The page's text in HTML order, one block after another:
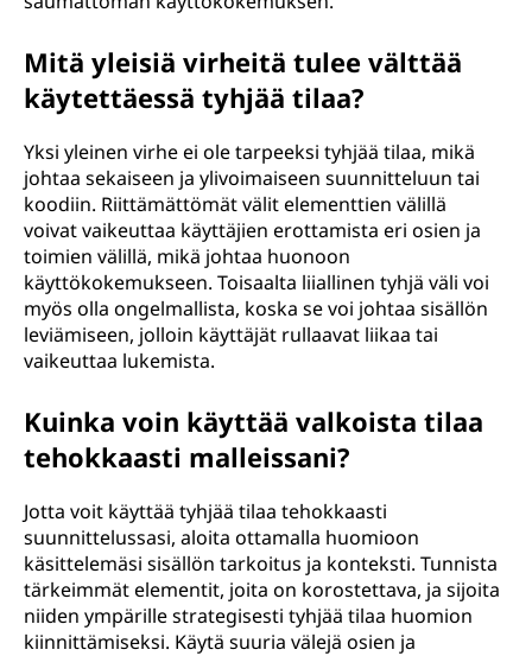
Mitä yleisiä virheitä tulee välttää
käytettäessä tyhjää tilaa?
Yksi yleinen virhe ei ole tarpeeksi tyhjää tilaa, mikä
johtaa sekaiseen ja ylivoimaiseen suunnitteluun tai
koodiin. Riittämättömät välit elementtien välillä
voivat vaikeuttaa käyttäjien erottamista eri osien ja
toimien välillä, mikä johtaa huonoon
käyttökokemukseen. Toisaalta liiallinen tyhjä väli voi
myös olla ongelmallista, koska se voi johtaa sisällön
leviämiseen, jolloin käyttäjät rullaavat liikaa tai
vaikeuttaa lukemista.
Kuinka voin käyttää valkoista tilaa
tehokkaasti malleissani?
Jotta voit käyttää tyhjää tilaa tehokkaasti
suunnittelussasi, aloita ottamalla huomioon
käsittelemäsi sisällön tarkoitus ja konteksti. Tunnista
tärkeimmät elementit, joita on korostettava, ja sijoita
niiden ympärille strategisesti tyhjää tilaa huomion
kiinnittämiseksi. Käytä suuria välejä osien ja